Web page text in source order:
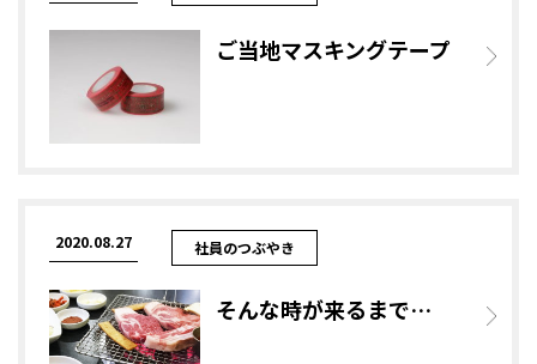
ご当地マスキングテープ
2020.08.27 社員のつぶやき
そんな時が来るまで…